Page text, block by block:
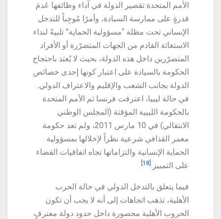
الأمم المتحدة تقصير الدولة في آداء وظائفها عَدمَ
قدرةٍ على ممارسة السيادة، وأمرًا مُوجِباً للتدخل
الإنساني تحت مظلة “مسؤولية الحماية” تلبيةً لنداء
الاستغاثة القادم من الجهات المتضرّرة أو الأفراد
المتضرّرين داخل هذه الدولة، بحيث لا يُعتد باحتجاج
الحكومة بالسيادة على اعتبار كونها إحدى خصائص
الدولة بجانب الشعب والإقليم والاعتراف الدولي.
في حالة ليبيا، اعترفت فرنسا ثم الأمم المتحدة
بالحكومة الليبية المؤقتة (المجلس الوطني
الانتقالي) في 10 مارس 2011، ولم تعد حكومة
معمر القذافي شرعية نظراً لإخلالها بمسؤولية
الحماية الإنسانية والتزاماتها تجاه اتفاقيات القضاء
على التمييز.
فيما يتعلق بالتدخل الدولي في حالة الحرب
الأهلية، تذهب اتجاهات إلى أنه لا يجب أن تكون
الحروب الأهلية محصورة داخل حدود دولة معترفٍ